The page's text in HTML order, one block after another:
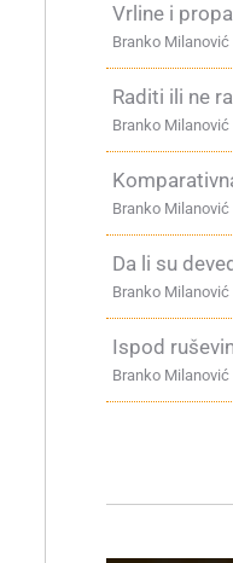
Vrline i
Branko Milanović
Raditi ili ne
Branko Milanović
Branko Milanović
Da li su
Branko Milanović
Ispod
Branko Milanović